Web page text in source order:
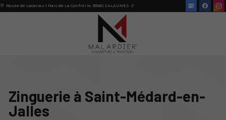
Route de Lacanau 1 Parc de La Confrérie, 33160 SALAUNES
Zinguerie à Saint-Médard-en-
Jalles